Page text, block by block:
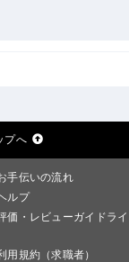
プへ
手伝いの流れ
ルプ
価・レビューガイドラ
用規約（求職者）